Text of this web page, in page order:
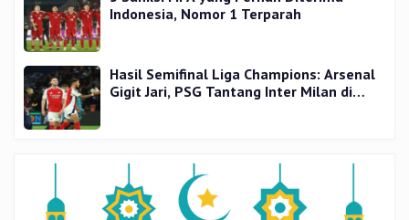
Indonesia, Nomor 1 Terparah
Hasil Semifinal Liga Champions: Arsenal
Gigit Jari, PSG Tantang Inter Milan di